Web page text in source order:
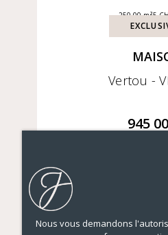
250,00 m²5
Vertou -
945
Nous vous demandons